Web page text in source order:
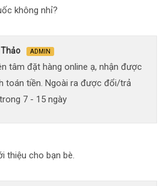
không nhỉ?
ADMIN
tâm đặt hàng online ạ, nhận được
toán tiền. Ngoài ra được đổi/trả
7 - 15 ngày
thiệu cho bạn bè.